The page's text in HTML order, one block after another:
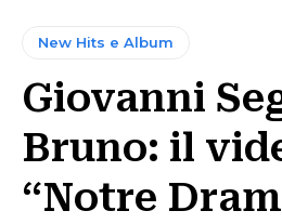
New Hits e Album
Giovanni
Bruno: il
“Notre